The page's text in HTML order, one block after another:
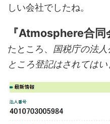
しい会社でしたね。
『Atmosphere合同
たところ、 国税庁の法
ところ登記はされてはい